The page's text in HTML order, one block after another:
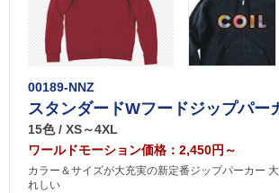
00189-NNZ
スタンダードWフードジップパー
15色 / XS～4XL
ワールドモーション価格：2,450円～
カラー＆サイズが大充実の新定番ジップパーカー
れしい